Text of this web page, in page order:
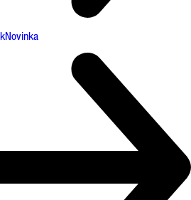
Novinka